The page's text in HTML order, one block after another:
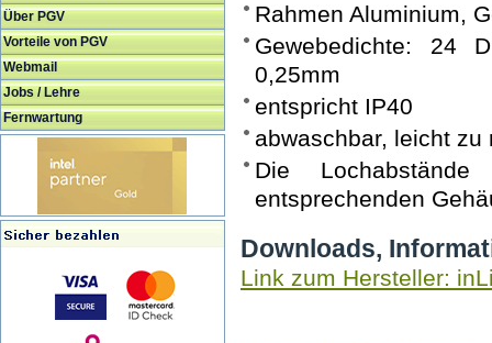
Über PGV
Vorteile von PGV
Webmail
Jobs / Lehre
Fernwartung
Rahmen Aluminium,
Gewebedichte: 24
0,25mm
entspricht IP40
abwaschbar, leicht zu
Die
entsprechenden
Downloads,
Link zum Hersteller: